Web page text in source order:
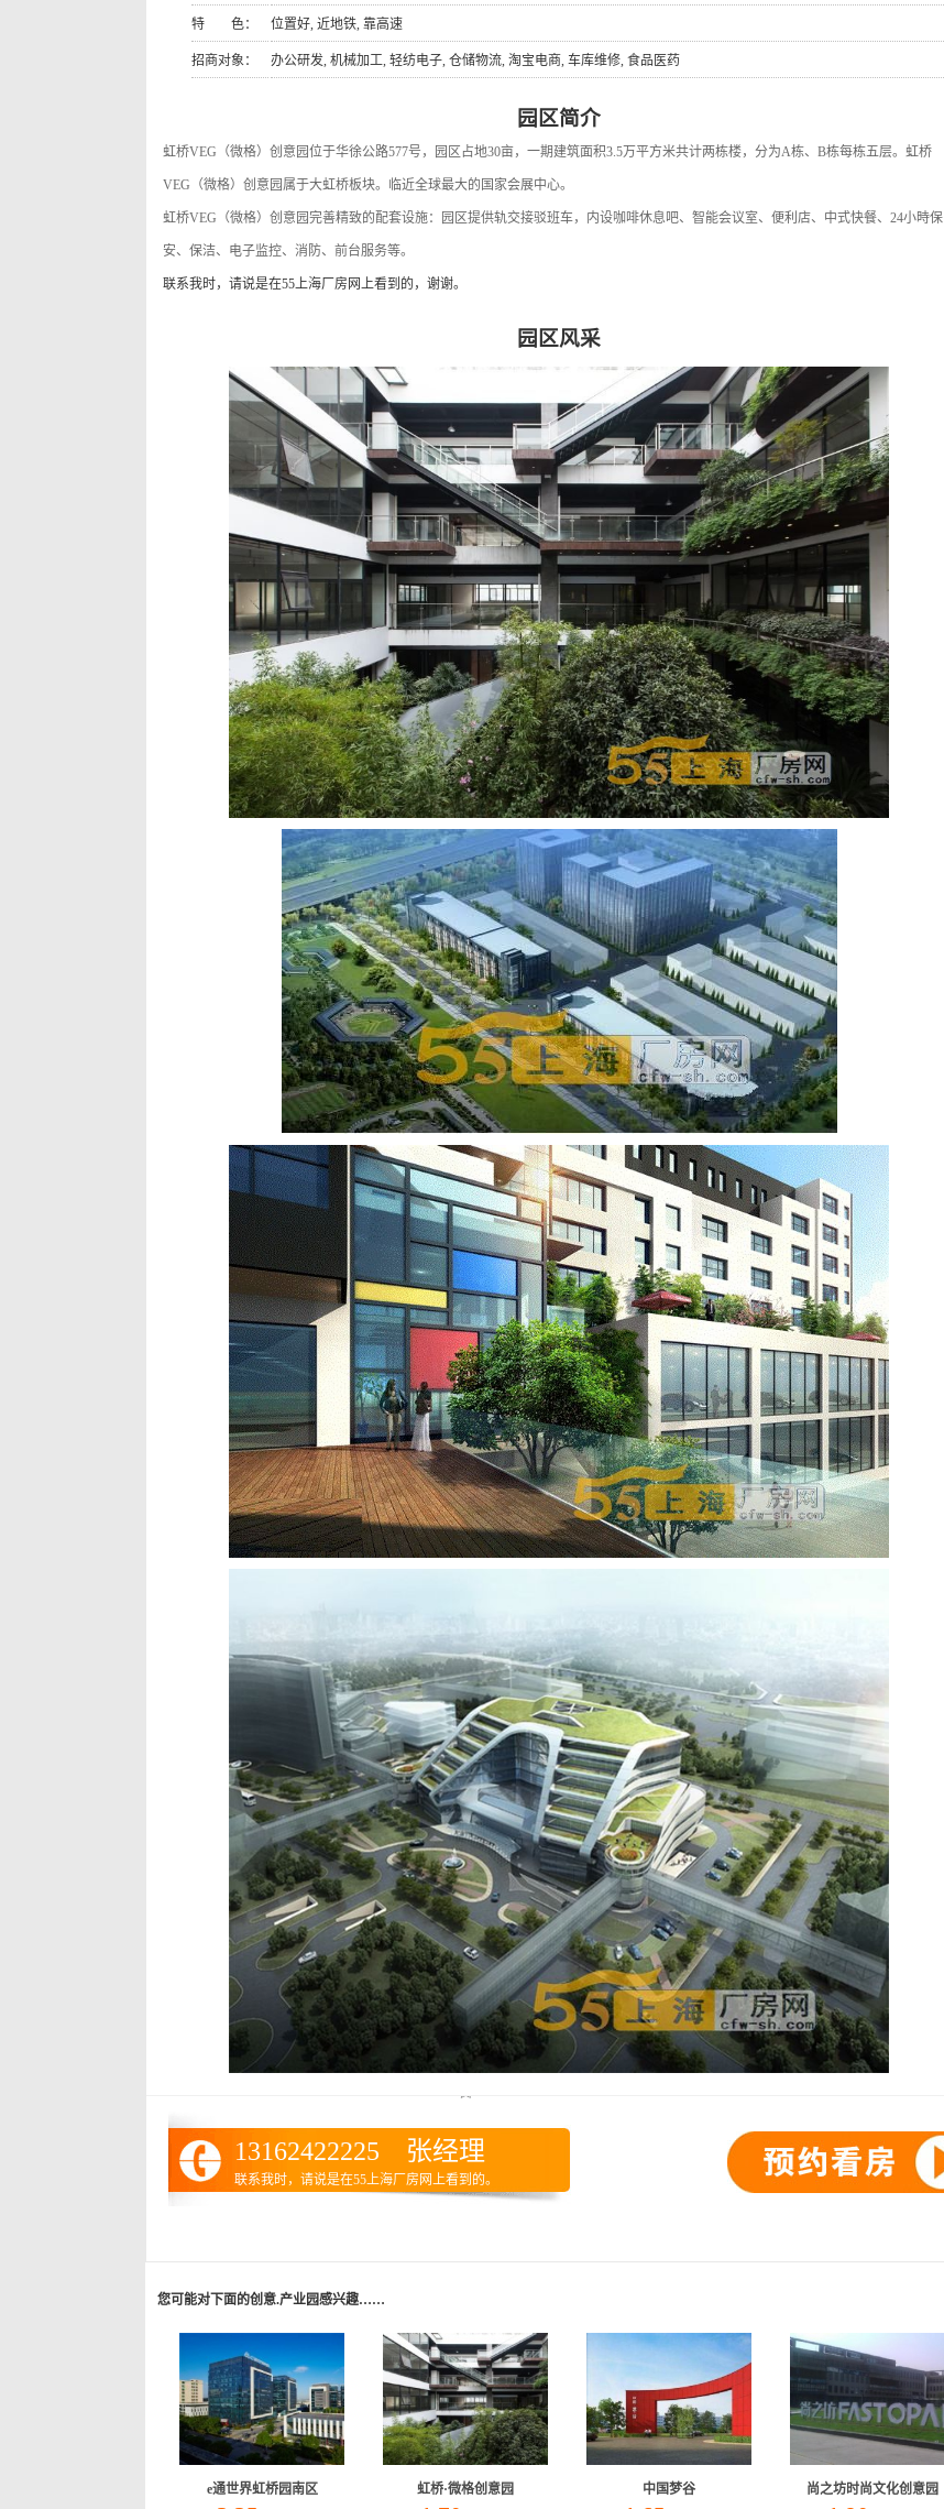
特 色： 位置好, 近地铁, 靠高速
招商对象： 办公研发, 机械加工, 轻纺电子, 仓储物流, 淘宝电商, 车库维修, 食品医药
园区简介
虹桥VEG（微格）创意园位于华徐公路577号，园区占地30亩，一期建筑面积3.5万平方米共计两栋楼，分为A栋、B栋每栋五层。虹桥
VEG（微格）创意园属于大虹桥板块。临近全球最大的国家会展中心。
虹桥VEG（微格）创意园完善精致的配套设施：园区提供轨交接驳班车，内设咖啡休息吧、智能会议室、便利店、中式快餐、24小時保
安、保洁、电子监控、消防、前台服务等。
联系我时，请说是在55上海厂房网上看到的，谢谢。
园区风采
13162422225 张经理
联系我时，请说是在55上海厂房网上看到的。
您可能对下面的创意.产业园感兴趣……
e通世界虹桥园南区 虹桥·微格创意园 中国梦谷 尚之坊时尚文化创意园